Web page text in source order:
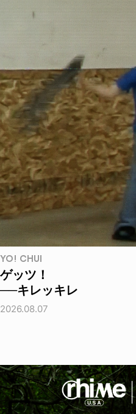
YO! CHUI
ゲッツ！
──キレッキレ
2026.08.07